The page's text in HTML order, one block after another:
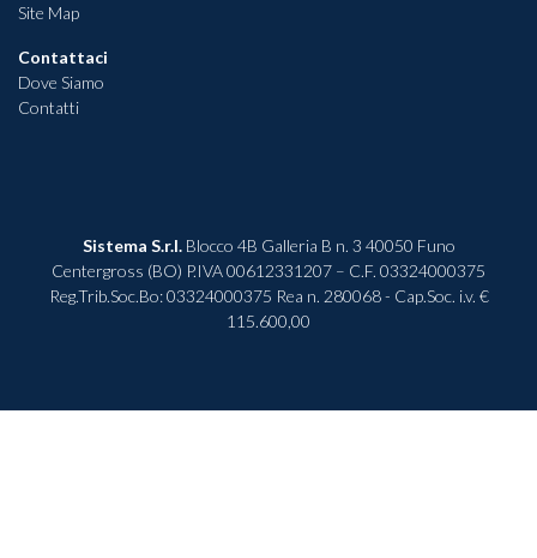
Site Map
Contattaci
Dove Siamo
Contatti
Sistema S.r.l.Blocco 4B Galleria B n. 3 40050 Funo
Centergross (BO) P.IVA 00612331207 – C.F. 03324000375
Reg.Trib.Soc.Bo: 03324000375 Rea n. 280068 - Cap.Soc. i.v. €
115.600,00